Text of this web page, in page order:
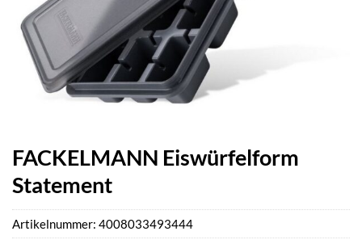
FACKELMANN Eiswürfelform
Statement
Artikelnummer: 4008033493444